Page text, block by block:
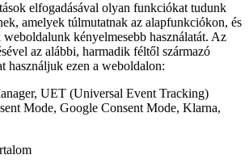
elfogadásával olyan funkciókat tudunk
amelyek túlmutatnak az alapfunkciókon, és
weboldalunk kényelmesebb használatát. Az
az alábbi, harmadik féltől származó
használjuk ezen a weboldalon:
UET (Universal Event Tracking)
Mode, Google Consent Mode, Klarna,